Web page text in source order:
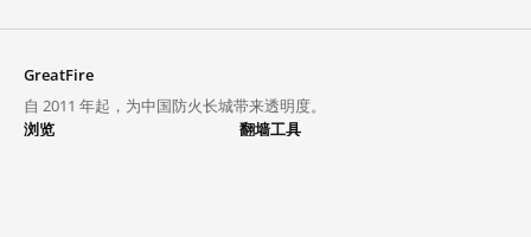
GreatFire
自 2011 年起，为中国防火长城带来透明度。
浏览
翻墙工具